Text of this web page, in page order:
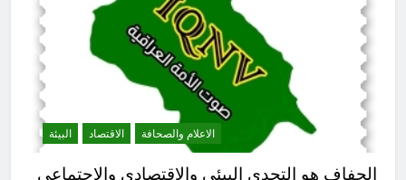
الاعلام والصحافة الاقتصاد البيئة
الجفاف هو التحدي البيئي والاقتصادي والاجتماعي